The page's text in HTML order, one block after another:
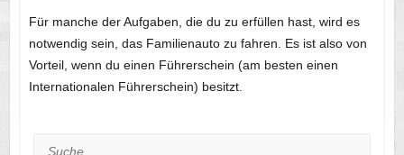
Für manche der Aufgaben, die du zu erfüllen hast, wird es
notwendig sein, das Familienauto zu fahren. Es ist also von
Vorteil, wenn du einen Führerschein (am besten einen
Internationalen Führerschein) besitzt.
Suche